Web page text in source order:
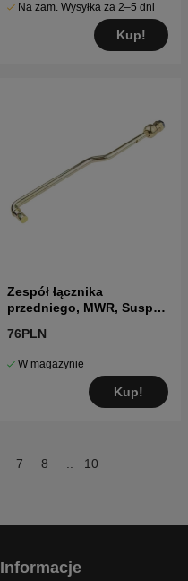
Na zam. Wysyłka za 2–5 dni
Kup!
Zespół łącznika
przedniego, MWR, Susp
76PLN
W magazynie
Kup!
7 8 .. 10
Informacje